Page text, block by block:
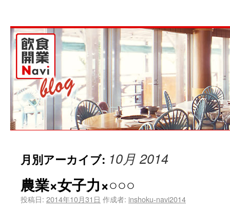
月別アーカイブ: 10月 2014
農業×女子力×○○○
投稿日: 2014年10月31日 作成者: inshoku-navi2014